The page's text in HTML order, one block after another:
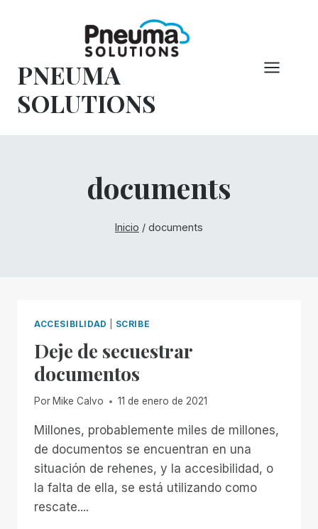
PNEUMA
SOLUTIONS
documents
Inicio / documents
ACCESIBILIDAD SCRIBE
Deje de secuestrar
documentos
Por Mike Calvo 11 de enero de 2021
Millones, probablemente miles de millones,
de documentos se encuentran en una
situación de rehenes, y la accesibilidad, o
la falta de ella, se está utilizando como
rescate....